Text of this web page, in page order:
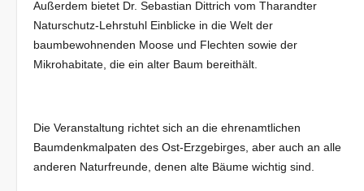
Außerdem bietet Dr. Sebastian Dittrich vom Tharandter
Naturschutz-Lehrstuhl Einblicke in die Welt der
baumbewohnenden Moose und Flechten sowie der
Mikrohabitate, die ein alter Baum bereithält.
Die Veranstaltung richtet sich an die ehrenamtlichen
Baumdenkmalpaten des Ost-Erzgebirges, aber auch an alle
anderen Naturfreunde, denen alte Bäume wichtig sind.